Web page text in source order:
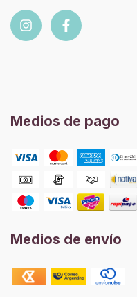
Medios de pago
Medios de envío